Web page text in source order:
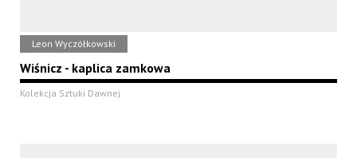
Leon Wyczółkowski
Wiśnicz - kaplica zamkowa
Kolekcja Sztuki Dawnej